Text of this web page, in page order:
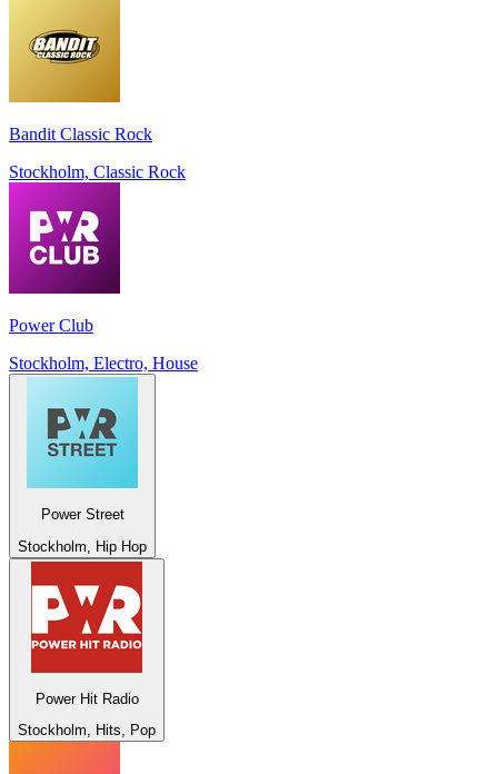
Bandit Classic Rock
Stockholm, Classic Rock
Power Club
Stockholm, Electro, House
Power Street
Stockholm, Hip Hop
Power Hit Radio
Stockholm, Hits, Pop